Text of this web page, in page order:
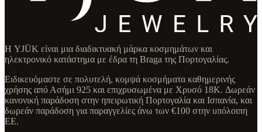
Η YJÜK είναι μια διαδικτυακή μάρκα κοσμημάτων και
ηλεκτρονικό κατάστημα με έδρα τη Braga της Πορτογαλίας.
Ειδικευόμαστε σε πολυτελή, κομψά κοσμήματα καθημερινής
χρήσης από Ασήμι 925 και επιχρυσωμένα με Χρυσό 18K. Δωρεάν
κανονική παράδοση στην ηπειρωτική Πορτογαλία και Ισπανία, και
δωρεάν παράδοση για παραγγελίες άνω των €100 στην υπόλοιπη
ΕΕ.